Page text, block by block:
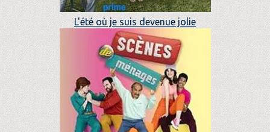
L'été où je suis devenue jolie